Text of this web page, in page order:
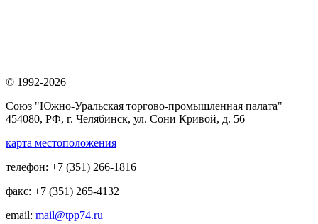
© 1992-2026
Союз "Южно-Уральская торгово-промышленная палата"
454080, РФ, г. Челябинск, ул. Сони Кривой, д. 56
карта местоположения
телефон: +7 (351) 266-1816
факс: +7 (351) 265-4132
email: mail@tpp74.ru